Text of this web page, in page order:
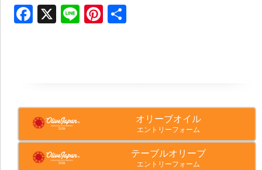
Facebook
X LinePinterest
オリーブオイル
エントリーフォーム
テーブルオリーブ
エントリーフォーム